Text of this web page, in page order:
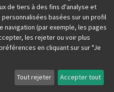
au panier
de tiers à des fins d'analyse et
basées sur un profil
navigation (par exemple, les pages
les rejeter ou voir plus
en cliquant sur sur "Je
Tout rejeter Accepter tout